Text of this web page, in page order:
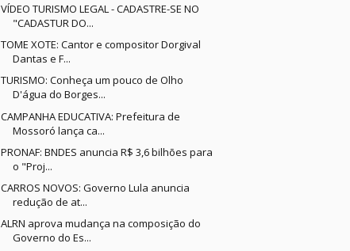
VÍDEO TURISMO LEGAL - CADASTRE-SE NO
"CADASTUR DO...
TOME XOTE: Cantor e compositor Dorgival
Dantas e F...
TURISMO: Conheça um pouco de Olho
D'água do Borges...
CAMPANHA EDUCATIVA: Prefeitura de
Mossoró lança ca...
PRONAF: BNDES anuncia R$ 3,6 bilhões para
o "Proj...
CARROS NOVOS: Governo Lula anuncia
redução de at...
ALRN aprova mudança na composição do
Governo do Es...